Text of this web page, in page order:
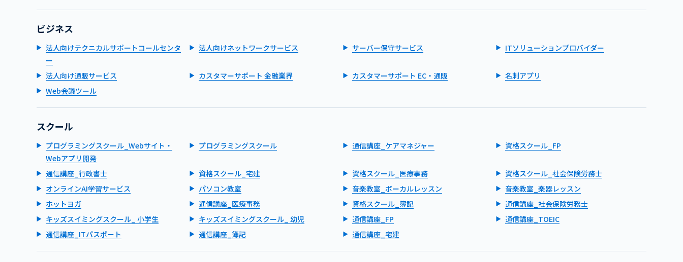
ビジネス
法人向けテクニカルサポートコールセンタ
ー
法人向けネットワークサービス サーバー保守サービス ITソリューションプロバイダー
法人向け通販サービス カスタマーサポート 金融業界 カスタマーサポート EC・通販
名刺アプリ
Web会議ツール
スクール
プログラミングスクール_Webサイト・
Webアプリ開発
プログラミングスクール 通信講座_ケアマネジャー 資格スクール_FP
通信講座_行政書士 資格スクール_宅建 資格スクール_医療事務
資格スクール_社会保険労務士
オンラインAI学習サービス
パソコン教室 音楽教室_ボーカルレッスン
音楽教室_楽器レッスン
ホットヨガ
通信講座_医療事務 資格スクール_簿記
通信講座_社会保険労務士
キッズスイミングスクール_ 小学生
キッズスイミングスクール_ 幼児 通信講座_FP
通信講座_TOEIC
通信講座_ITパスポート
通信講座_簿記 通信講座_宅建